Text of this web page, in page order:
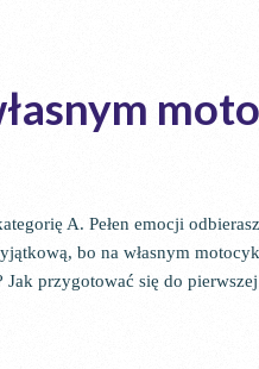
A. Pełen emocji
bo na własnym
Jak przygotować się do